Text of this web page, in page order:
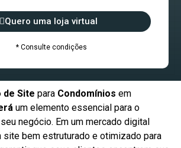
Quero uma loja virtual
* Consulte condições
de Site para Condomínios em
um elemento essencial para o
negócio. Em um mercado digital
site bem estruturado e otimizado para